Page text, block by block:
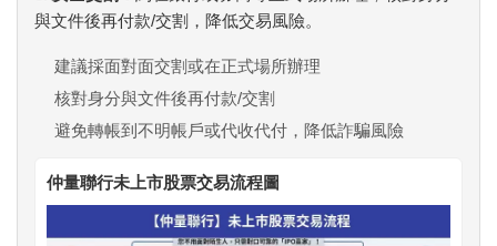
與文件後再付款/交割，降低交易風險。
建議採面對面交割或在正式場所辦理
核對身分與文件後再付款/交割
避免轉帳到不明帳戶或代收代付，降低詐騙風險
仲量聯行未上市股票交易流程圖